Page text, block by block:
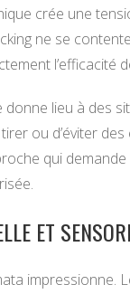
crée une
ne se
l’efficacité
donne lieu à des
ou d’éviter
qui
ET
impressionne.